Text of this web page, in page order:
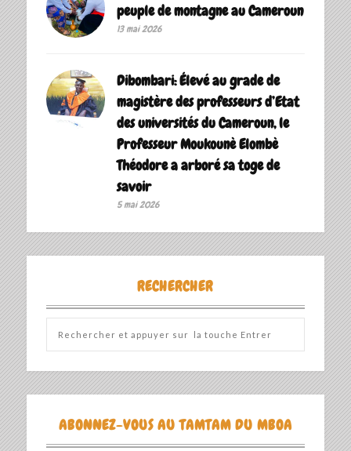
peuple de montagne au Cameroun
13 mai 2026
Dibombari: Élevé au grade de
magistère des professeurs d’Etat
des universités du Cameroun, le
Professeur Moukounè Elombè
Théodore a arboré sa toge de
savoir ‎
5 mai 2026
RECHERCHER
ABONNEZ-VOUS AU TAMTAM DU MBOA